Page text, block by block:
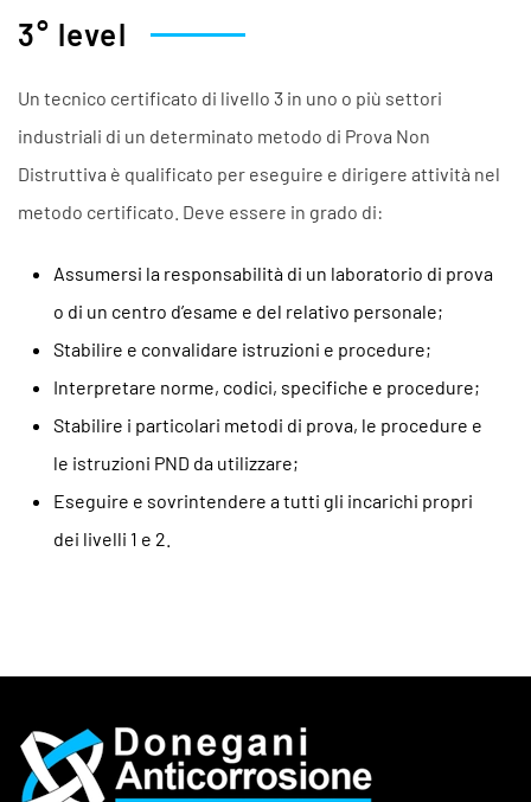
3° level
Un tecnico certificato di livello 3 in uno o più settori
industriali di un determinato metodo di Prova Non
Distruttiva è qualificato per eseguire e dirigere attività nel
metodo certificato. Deve essere in grado di:
Assumersi la responsabilità di un laboratorio di prova
o di un centro d’esame e del relativo personale;
Stabilire e convalidare istruzioni e procedure;
Interpretare norme, codici, specifiche e procedure;
Stabilire i particolari metodi di prova, le procedure e
le istruzioni PND da utilizzare;
Eseguire e sovrintendere a tutti gli incarichi propri
dei livelli 1 e 2.